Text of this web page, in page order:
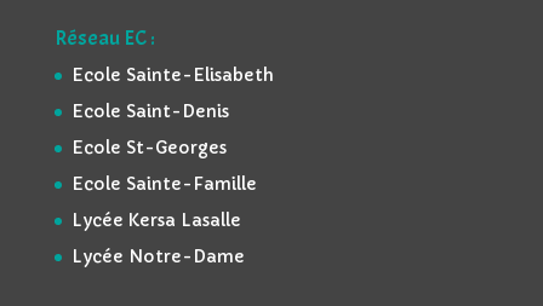
Réseau EC :
Ecole Sainte-Elisabeth
Ecole Saint-Denis
Ecole St-Georges
Ecole Sainte-Famille
Lycée Kersa Lasalle
Lycée Notre-Dame